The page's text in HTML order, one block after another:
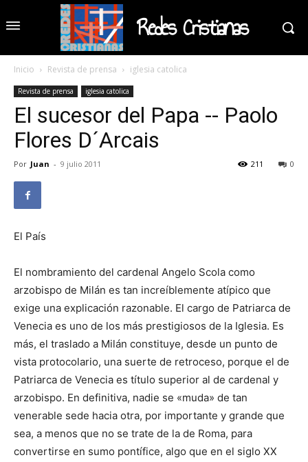
Redes Cristianas
Inicio Revista de prensa iglesia catolica
Revista de prensa iglesia catolica
El sucesor del Papa -- Paolo
Flores D´Arcais
Por Juan - 9 julio 2011 0
211
El País
El nombramiento del cardenal Angelo Scola como
arzobispo de Milán es tan increíblemente atípico que
exige una explicación razonable. El cargo de Patriarca de
Venecia es uno de los más prestigiosos de la Iglesia. Es
más, el traslado a Milán constituye, desde un punto de
vista protocolario, una suerte de retroceso, porque el de
Patriarca de Venecia es título superior al de cardenal y
arzobispo. En definitiva, nadie se «muda» de tan
venerable sede hacia otra, por importante y grande que
sea, a menos que no se trate de la de Roma, para
convertirse en sumo pontífice, algo que en el siglo XX